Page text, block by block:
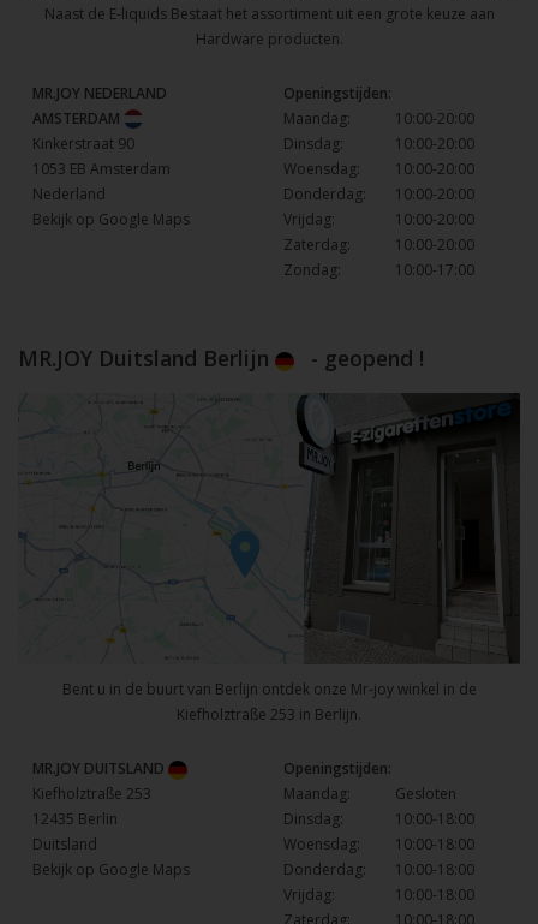
Naast de E-liquids Bestaat het assortiment uit een grote keuze aan
Hardware producten.
MR.JOY NEDERLAND
AMSTERDAM
Kinkerstraat 90
1053 EB Amsterdam
Nederland
Bekijk op Google Maps
Openingstijden:
Maandag:
10:00-20:00
Dinsdag:
10:00-20:00
Woensdag:
10:00-20:00
Donderdag:
10:00-20:00
Vrijdag:
10:00-20:00
Zaterdag:
10:00-20:00
Zondag:
10:00-17:00
MR.JOY Duitsland Berlijn - geopend !
Bent u in de buurt van Berlijn ontdek onze Mr-joy winkel in de
Kiefholztraße 253 in Berlijn.
MR.JOY DUITSLAND
Kiefholztraße 253
12435 Berlin
Duitsland
Bekijk op Google Maps
Openingstijden:
Maandag:
Gesloten
Dinsdag:
10:00-18:00
Woensdag:
10:00-18:00
Donderdag:
10:00-18:00
Vrijdag:
10:00-18:00
Zaterdag:
10:00-18:00